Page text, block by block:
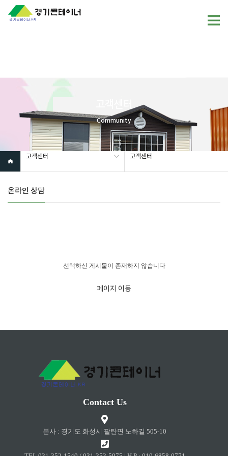
Warning: mysql_fetch_array(): supplied argument is not a valid
MySQL result resource in
/home/gunggictr/gungboard/view.php
Community
고객센터 고객센터
온라인 상담
선택하신 게시물이 존재하지 않습니다
페이지 이동
Contact Us
본사 : 경기도 화성시 팔탄면 노하길 505-10